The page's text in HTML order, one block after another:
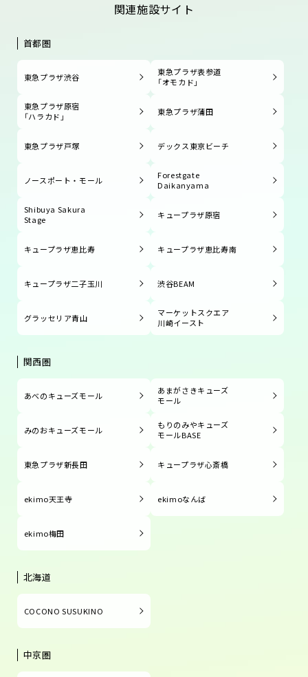
関連施設サイト
首都圏
東急プラザ渋谷
東急プラザ表参道
「オモカド」
東急プラザ原宿
「ハラカド」
東急プラザ蒲田
東急プラザ戸塚 デックス東京ビーチ
ノースポート・モール
Forestgate
Daikanyama
Shibuya Sakura
Stage
キュープラザ原宿
キュープラザ恵比寿 キュープラザ恵比寿南
キュープラザ二子玉川 渋谷BEAM
グラッセリア青山
マーケットスクエア
川崎イースト
関西圏
あべのキューズモール
あまがさきキューズ
モール
みのおキューズモール
もりのみやキューズ
モールBASE
東急プラザ新長田 キュープラザ心斎橋
ekimo天王寺 ekimoなんば
ekimo梅田
北海道
COCONO SUSUKINO
中京圏